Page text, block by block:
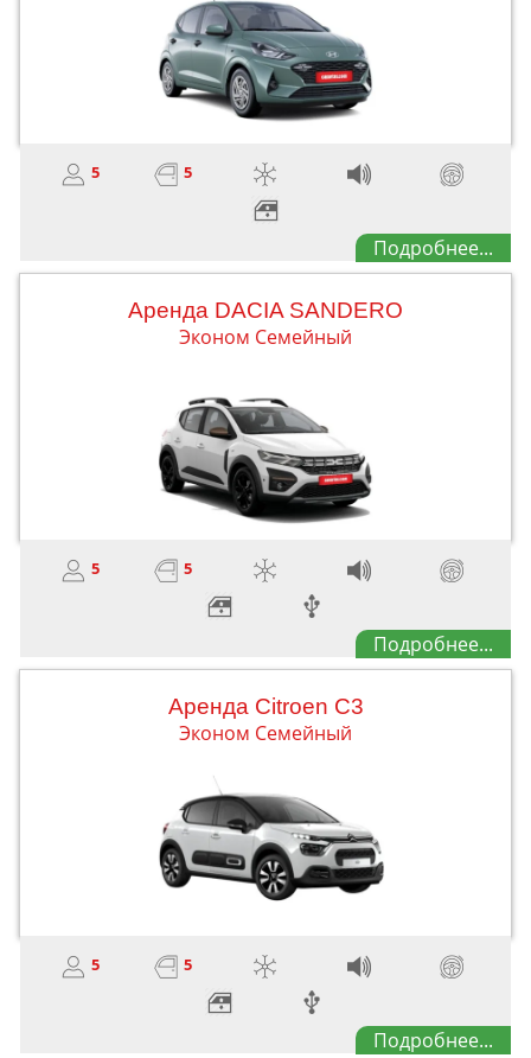
5 5
Подробнее...
Aренда DACIA SANDERO
Эконом Семейный
5 5
Подробнее...
Aренда Citroen C3
Эконом Семейный
5 5
Подробнее...